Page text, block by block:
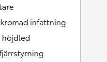
infattning
höjdled